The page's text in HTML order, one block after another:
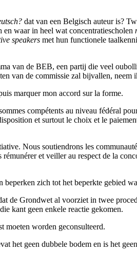
dat van een Belgisch auteur is?
en waar in heel wat concentratiescholen
speakers met hun functionele
van de BEB, een partij die veel
van de commissie zal bijvallen, neem
marquer mon accord sur la forme.
compétents au niveau fédéral
et surtout le choix et le
Nous soutiendrons les
et veiller au respect de la
zich tot het beperkte gebied
de Grondwet al voorziet in twee
kant geen enkele reactie gekomen.
moeten worden geconsulteerd.
het geen dubbele bodem en is het